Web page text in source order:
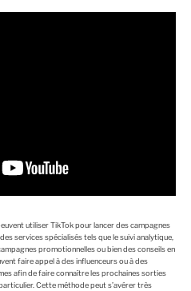
utiliser TikTok pour lancer des campagnes
services spécialisés tels que le suivi analytique,
promotionnelles ou bien des conseils en
faire appel à des influenceurs ou à des
afin de faire connaître les prochaines sorties
Cette méthode peut s’avérer très